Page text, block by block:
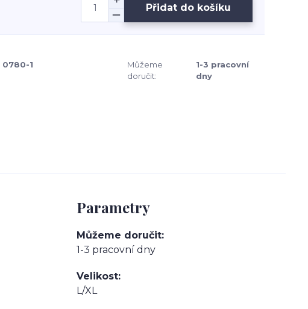
Přidat do košíku
0780-1
Můžeme
doručit:
1-3 pracovní
dny
Parametry
Můžeme doručit
1-3 pracovní dny
Velikost
L/XL